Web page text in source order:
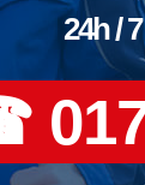
24h /